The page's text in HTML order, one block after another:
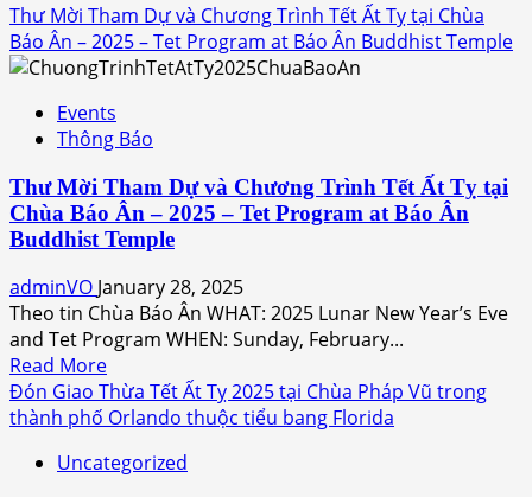
Thư Mời Tham Dự và Chương Trình Tết Ất Tỵ tại Chùa
Báo Ân – 2025 – Tet Program at Báo Ân Buddhist Temple
Events
Thông Báo
Thư Mời Tham Dự và Chương Trình Tết Ất Tỵ tại
Chùa Báo Ân – 2025 – Tet Program at Báo Ân
Buddhist Temple
adminVO January 28, 2025
Theo tin Chùa Báo Ân WHAT: 2025 Lunar New Year’s Eve
and Tet Program WHEN: Sunday, February...
Read MoreRead
more
about
Mời
Đón Giao Thừa Tết Ất Tỵ 2025 tại Chùa Pháp Vũ trong
thành phố Orlando thuộc tiểu bang Florida
Uncategorized